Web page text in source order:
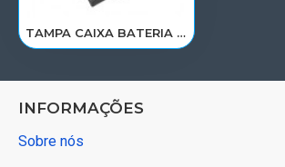
TAMPA CAIXA BATERIA VW CONSTELLATION 17.210/18.210/25.380/276.260/27.260/31.320/32.380/33.480 2V3915411/FT164
INFORMAÇÕES
Sobre nós